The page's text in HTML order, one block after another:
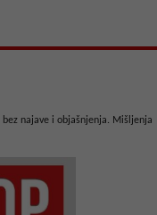
najave i objašnjenja. Mišljenja